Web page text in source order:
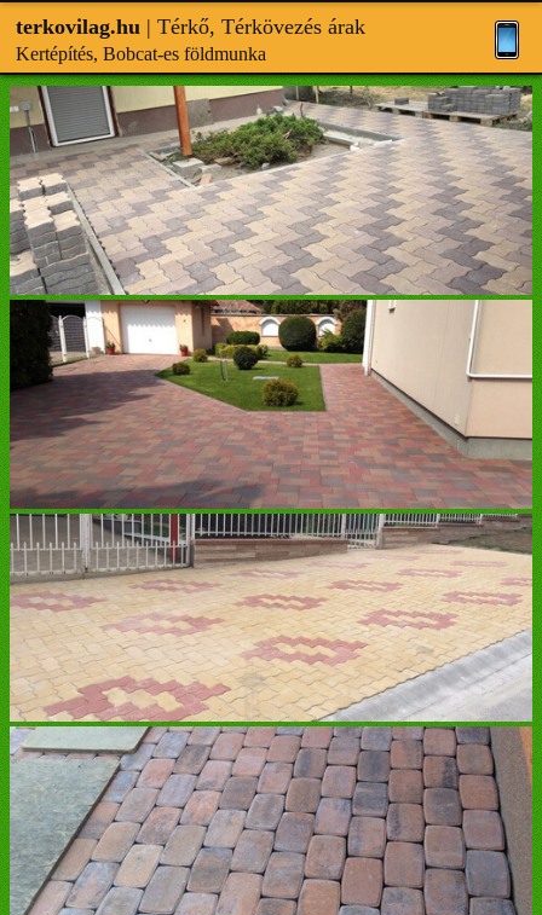
terkovilag.hu | Térkő, Térkövezés árak
Kertépítés, Bobcat-es földmunka